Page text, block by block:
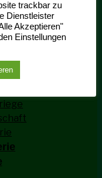
trackbar zu
Dienstleister
Akzeptieren"
Einstellungen